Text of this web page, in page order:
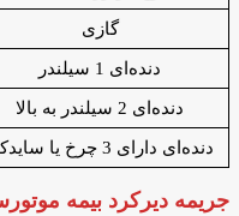
گازی
دنده‌ای 1 سیلندر
دنده‌ای 2 سیلندر به بالا
دنده‌ای دارای 3 چرخ یا سایدکار
جریمه دیرکرد بیمه